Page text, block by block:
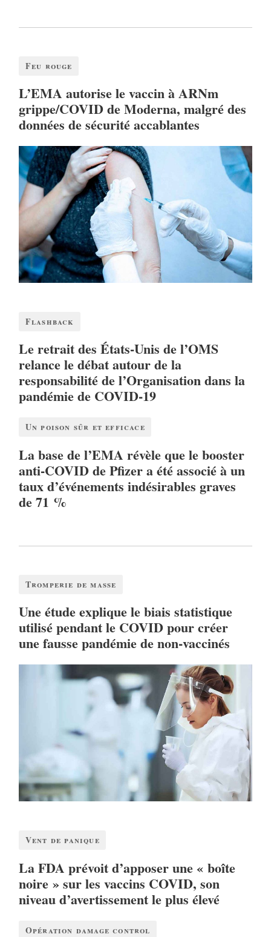
Feu rouge
L’EMA autorise le vaccin à ARNm
grippe/COVID de Moderna, malgré des
données de sécurité accablantes
Flashback
Le retrait des États-Unis de l’OMS
relance le débat autour de la
responsabilité de l’Organisation dans la
pandémie de COVID-19
Un poison sûr et efficace
La base de l’EMA révèle que le booster
anti-COVID de Pfizer a été associé à un
taux d’événements indésirables graves
de 71 %
Tromperie de masse
Une étude explique le biais statistique
utilisé pendant le COVID pour créer
une fausse pandémie de non-vaccinés
Vent de panique
La FDA prévoit d’apposer une « boîte
noire » sur les vaccins COVID, son
niveau d’avertissement le plus élevé
Opération damage control